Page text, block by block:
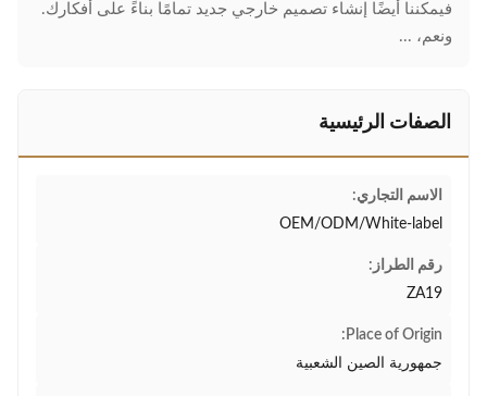
فيمكننا أيضًا إنشاء تصميم خارجي جديد تمامًا بناءً على أفكارك.
ونعم، ...
الصفات الرئيسية
الاسم التجاري:
OEM/ODM/White-label
رقم الطراز:
ZA19
Place of Origin:
جمهورية الصين الشعبية